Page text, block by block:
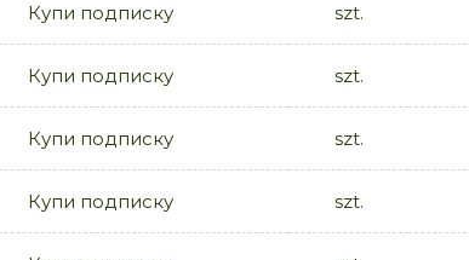
Купи подписку szt.
Купи подписку szt.
Купи подписку szt.
Купи подписку szt.